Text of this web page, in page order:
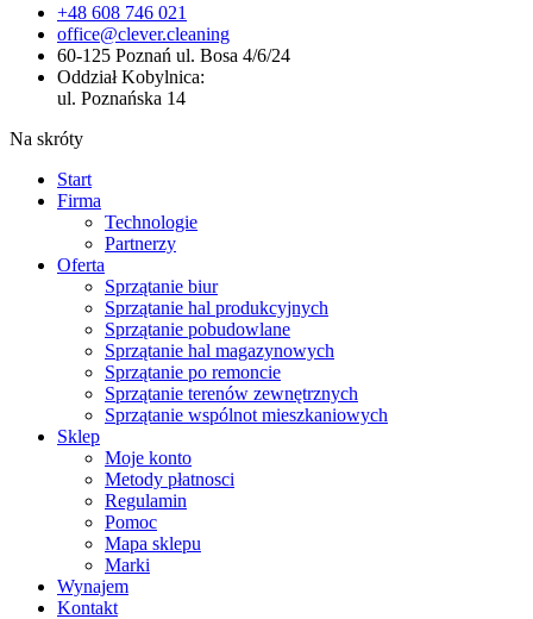
+48 608 746 021
office@clever.cleaning
60-125 Poznań ul. Bosa 4/6/24
Oddział Kobylnica:
ul. Poznańska 14
Na skróty
Start
Firma
Technologie
Partnerzy
Oferta
Sprzątanie biur
Sprzątanie hal produkcyjnych
Sprzątanie pobudowlane
Sprzątanie hal magazynowych
Sprzątanie po remoncie
Sprzątanie terenów zewnętrznych
Sprzątanie wspólnot mieszkaniowych
Sklep
Moje konto
Metody płatnosci
Regulamin
Pomoc
Mapa sklepu
Marki
Wynajem
Kontakt